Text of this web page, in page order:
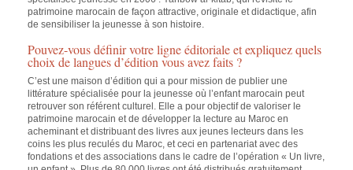
patrimoine marocain de façon attractive, originale et didactique, afin
de sensibiliser la jeunesse à son histoire.
Pouvez-vous définir votre ligne éditoriale et expliquez quels
choix de langues d’édition vous avez faits ?
C’est une maison d’édition qui a pour mission de publier une
littérature spécialisée pour la jeunesse où l’enfant marocain peut
retrouver son référent culturel. Elle a pour objectif de valoriser le
patrimoine marocain et de développer la lecture au Maroc en
acheminant et distribuant des livres aux jeunes lecteurs dans les
coins les plus reculés du Maroc, et ceci en partenariat avec des
fondations et des associations dans le cadre de l’opération « Un livre,